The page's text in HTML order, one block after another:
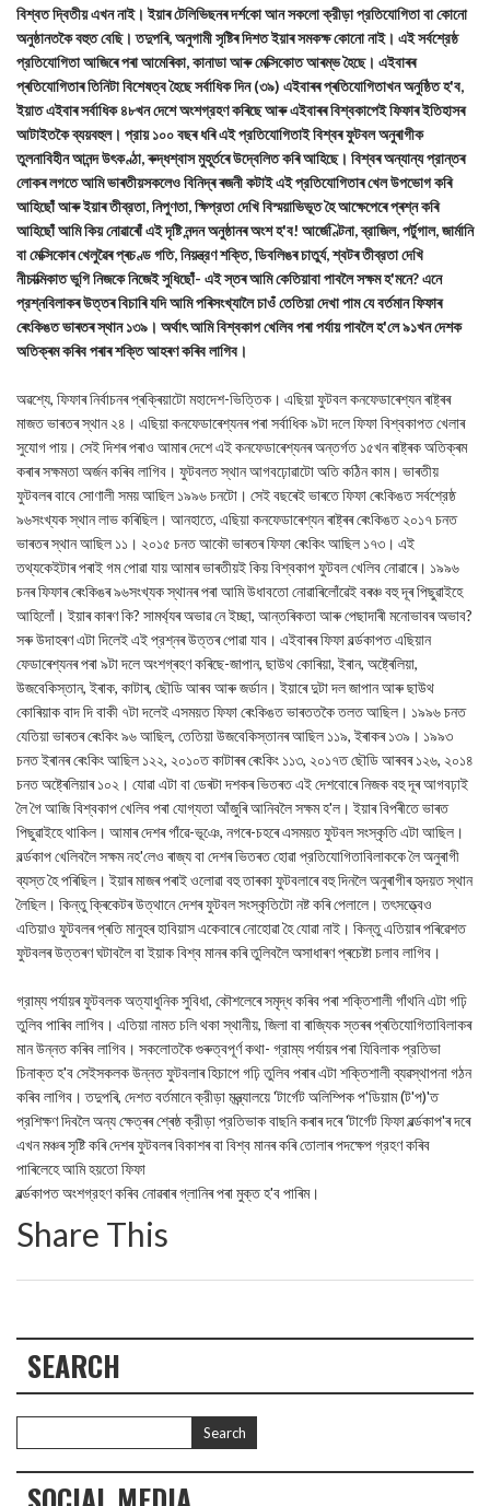
বিশ্বত দ্বিতীয় এখন নাই। ইয়াৰ টেলিভিছনৰ দৰ্শকো আন সকলো ক্রীড়া প্রতিযোগিতা বা কোনো
অনুষ্ঠানতকৈ বহুত বেছি। তদুপৰি, অনুগামী সৃষ্টিৰ দিশত ইয়াৰ সমকক্ষ কোনো নাই। এই সর্বশ্রেষ্ঠ
প্রতিযোগিতা আজিৰে পৰা আমেৰিকা, কানাডা আৰু মেক্সিকোত আৰম্ভ হৈছে। এইবাৰৰ
প্ৰতিযোগিতাৰ তিনিটা বিশেষত্ব হৈছে সর্বাধিক দিন (৩৯) এইবাৰৰ প্ৰতিযোগিতাখন অনুষ্ঠিত হ'ব,
ইয়াত এইবাৰ সৰ্বাধিক ৪৮খন দেশে অংশগ্রহণ কৰিছে আৰু এইবাৰৰ বিশ্বকাপেই ফিফাৰ ইতিহাসৰ
আটাইতকৈ ব্যয়বহুল। প্রায় ১০০ বছৰ ধৰি এই প্রতিযোগিতাই বিশ্বৰ ফুটবল অনুৰাগীক
তুলনাবিহীন আনন্দ উৎকণ্ঠা, ৰুদ্ধশ্বাস মুহূৰ্তৰে উদ্বেলিত কৰি আহিছে। বিশ্বৰ অন্যান্য প্রান্তৰ
লোকৰ লগতে আমি ভাৰতীয়সকলেও বিনিদ্ৰ ৰজনী কটাই এই প্রতিযোগিতাৰ খেল উপভোগ কৰি
আহিছোঁ আৰু ইয়াৰ তীব্রতা, নিপুণতা, ক্ষিপ্রতা দেখি বিস্ময়াভিভূত হৈ আক্ষেপেৰে প্ৰশ্ন কৰি
আহিছোঁ আমি কিয় নোৱাৰোঁ এই দৃষ্টি নন্দন অনুষ্ঠানৰ অংশ হ'ব! আর্জেণ্টিনা, ব্রাজিল, পৰ্টুগাল, জার্মানি
বা মেক্সিকোৰ খেলুৱৈৰ প্ৰচণ্ড গতি, নিয়ন্ত্রণ শক্তি, ডিবলিঙৰ চাতুর্য, শ্বটৰ তীব্রতা দেখি
নীচাত্মিকাত ভুগি নিজকে নিজেই সুধিছোঁ- এই স্তৰ আমি কেতিয়াবা পাবলৈ সক্ষম হ'মনে? এনে
প্রশ্নবিলাকৰ উত্তৰ বিচাৰি যদি আমি পৰিসংখ্যালৈ চাওঁ তেতিয়া দেখা পাম যে বৰ্তমান ফিফাৰ
ৰেংকিঙত ভাৰতৰ স্থান ১৩৯। অর্থাৎ আমি বিশ্বকাপ খেলিব পৰা পৰ্যায় পাবলৈ হ'লে ৯১খন দেশক
অতিক্ৰম কৰিব পৰাৰ শক্তি আহৰণ কৰিব লাগিব।
অৱশ্যে, ফিফাৰ নিৰ্বাচনৰ প্ৰক্ৰিয়াটো মহাদেশ-ভিত্তিক। এছিয়া ফুটবল কনফেডাৰেশ্যন ৰাষ্ট্ৰৰ
মাজত ভাৰতৰ স্থান ২৪। এছিয়া কনফেডাৰেশ্যনৰ পৰা সৰ্বাধিক ৯টা দলে ফিফা বিশ্বকাপত খেলাৰ
সুযোগ পায়। সেই দিশৰ পৰাও আমাৰ দেশে এই কনফেডাৰেশ্যনৰ অন্তৰ্গত ১৫খন ৰাষ্ট্ৰক অতিক্ৰম
কৰাৰ সক্ষমতা অর্জন কৰিব লাগিব। ফুটবলত স্থান আগবঢ়োৱাটো অতি কঠিন কাম। ভাৰতীয়
ফুটবলৰ বাবে সোণালী সময় আছিল ১৯৯৬ চনটো। সেই বছৰেই ভাৰতে ফিফা ৰেংকিঙত সর্বশ্রেষ্ঠ
৯৬সংখ্যক স্থান লাভ কৰিছিল। আনহাতে, এছিয়া কনফেডাৰেশ্যন ৰাষ্ট্ৰৰ ৰেংকিঙত ২০১৭ চনত
ভাৰতৰ স্থান আছিল ১১। ২০১৫ চনত আকৌ ভাৰতৰ ফিফা ৰেংকিং আছিল ১৭৩। এই
তথ্যকেইটাৰ পৰাই গম পোৱা যায় আমাৰ ভাৰতীয়ই কিয় বিশ্বকাপ ফুটবল খেলিব নোৱাৰে। ১৯৯৬
চনৰ ফিফাৰ ৰেংকিঙৰ ৯৬সংখ্যক স্থানৰ পৰা আমি উধাবতো নোৱাৰিলোঁৱেই বৰঞ্চ বহু দূৰ পিছুৱাইহে
আহিলোঁ। ইয়াৰ কাৰণ কি? সামর্থ্যৰ অভাৱ নে ইচ্ছা, আন্তৰিকতা আৰু পেছাদাৰী মনোভাবৰ অভাব?
সৰু উদাহৰণ এটা দিলেই এই প্রশ্নৰ উত্তৰ পোৱা যাব। এইবাৰৰ ফিফা বর্ল্ডকাপত এছিয়ান
ফেডাৰেশ্যনৰ পৰা ৯টা দলে অংশগ্ৰহণ কৰিছে-জাপান, ছাউথ কোৰিয়া, ইৰান, অষ্ট্ৰেলিয়া,
উজবেকিস্তান, ইৰাক, কাটাৰ, ছৌডি আৰব আৰু জর্ডান। ইয়াৰে দুটা দল জাপান আৰু ছাউথ
কোৰিয়াক বাদ দি বাকী ৭টা দলেই এসময়ত ফিফা ৰেংকিঙত ভাৰততকৈ তলত আছিল। ১৯৯৬ চনত
যেতিয়া ভাৰতৰ ৰেংকিং ৯৬ আছিল, তেতিয়া উজবেকিস্তানৰ আছিল ১১৯, ইৰাকৰ ১৩৯। ১৯৯৩
চনত ইৰানৰ ৰেংকিং আছিল ১২২, ২০১০ত কাটাৰৰ ৰেংকিং ১১৩, ২০১৭ত ছৌডি আৰবৰ ১২৬, ২০১৪
চনত অষ্ট্ৰেলিয়াৰ ১০২। যোৱা এটা বা ডেৰটা দশকৰ ভিতৰত এই দেশবোৰে নিজক বহু দূৰ আগবঢ়াই
লৈ গৈ আজি বিশ্বকাপ খেলিব পৰা যোগ্যতা আঁজুৰি আনিবলৈ সক্ষম হ'ল। ইয়াৰ বিপৰীতে ভাৰত
পিছুৱাইহে থাকিল। আমাৰ দেশৰ গাঁৱে-ভূঞে, নগৰে-চহৰে এসময়ত ফুটবল সংস্কৃতি এটা আছিল।
বর্ল্ডকাপ খেলিবলৈ সক্ষম নহ'লেও ৰাজ্য বা দেশৰ ভিতৰত হোৱা প্রতিযোগিতাবিলাককে লৈ অনুৰাগী
ব্যস্ত হৈ পৰিছিল। ইয়াৰ মাজৰ পৰাই ওলোৱা বহু তাৰকা ফুটবলাৰে বহু দিনলৈ অনুৰাগীৰ হৃদয়ত স্থান
লৈছিল। কিন্তু ক্ৰিকেটৰ উত্থানে দেশৰ ফুটবল সংস্কৃতিটো নষ্ট কৰি পেলালে। তৎসত্ত্বেও
এতিয়াও ফুটবলৰ প্ৰতি মানুহৰ হাবিয়াস একেবাৰে নোহোৱা হৈ যোৱা নাই। কিন্তু এতিয়াৰ পৰিৱেশত
ফুটবলৰ উত্তৰণ ঘটাবলৈ বা ইয়াক বিশ্ব মানৰ কৰি তুলিবলৈ অসাধাৰণ প্ৰচেষ্টা চলাব লাগিব।
গ্রাম্য পৰ্যায়ৰ ফুটবলক অত্যাধুনিক সুবিধা, কৌশলেৰে সমৃদ্ধ কৰিব পৰা শক্তিশালী গাঁথনি এটা গঢ়ি
তুলিব পাৰিব লাগিব। এতিয়া নামত চলি থকা স্থানীয়, জিলা বা ৰাজ্যিক স্তৰৰ প্ৰতিযোগিতাবিলাকৰ
মান উন্নত কৰিব লাগিব। সকলোতকৈ গুৰুত্বপূৰ্ণ কথা- গ্রাম্য পৰ্যায়ৰ পৰা যিবিলাক প্রতিভা
চিনাক্ত হ'ব সেইসকলক উন্নত ফুটবলাৰ হিচাপে গঢ়ি তুলিব পৰাৰ এটা শক্তিশালী ব্যৱস্থাপনা গঠন
কৰিব লাগিব। তদুপৰি, দেশত বর্তমানে ক্রীড়া মন্ত্র্যালয়ে 'টার্গেট অলিম্পিক প'ডিয়াম (ট'প)'ত
প্রশিক্ষণ দিবলৈ অন্য ক্ষেত্ৰৰ শ্ৰেষ্ঠ ক্রীড়া প্রতিভাক বাছনি কৰাৰ দৰে 'টার্গেট ফিফা ৱৰ্ল্ডকাপ'ৰ দৰে
এখন মঞ্চৰ সৃষ্টি কৰি দেশৰ ফুটবলৰ বিকাশৰ বা বিশ্ব মানৰ কৰি তোলাৰ পদক্ষেপ গ্রহণ কৰিব
পাৰিলেহে আমি হয়তো ফিফা
ৱৰ্ল্ডকাপত অংশগ্রহণ কৰিব নোৱৰাৰ গ্লানিৰ পৰা মুক্ত হ'ব পাৰিম।
Share This
SEARCH